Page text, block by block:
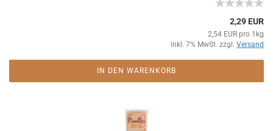
2,29 EUR
2,54 EUR pro 1kg
inkl. 7% MwSt. zzgl. Versand
IN DEN WARENKORB